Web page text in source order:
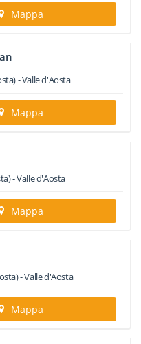
Mappa
-Valle d'Aosta
Mappa
-Valle d'Aosta
Mappa
-Valle d'Aosta
Mappa